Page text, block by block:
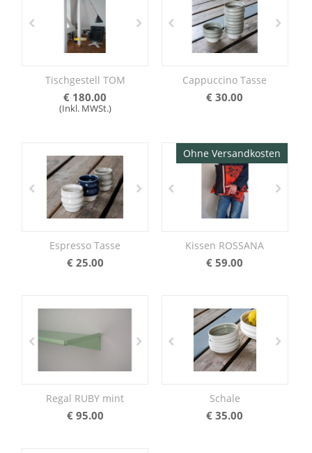
Tischgestell TOM
€ 180.00
(Inkl. MWSt.)
Cappuccino Tasse
€ 30.00
Espresso Tasse
€ 25.00
Ohne Versandkosten
Kissen ROSSANA
€ 59.00
Regal RUBY mint
€ 95.00
Schale
€ 35.00